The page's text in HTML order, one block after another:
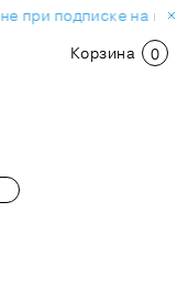
при подписке на
Корзина 0